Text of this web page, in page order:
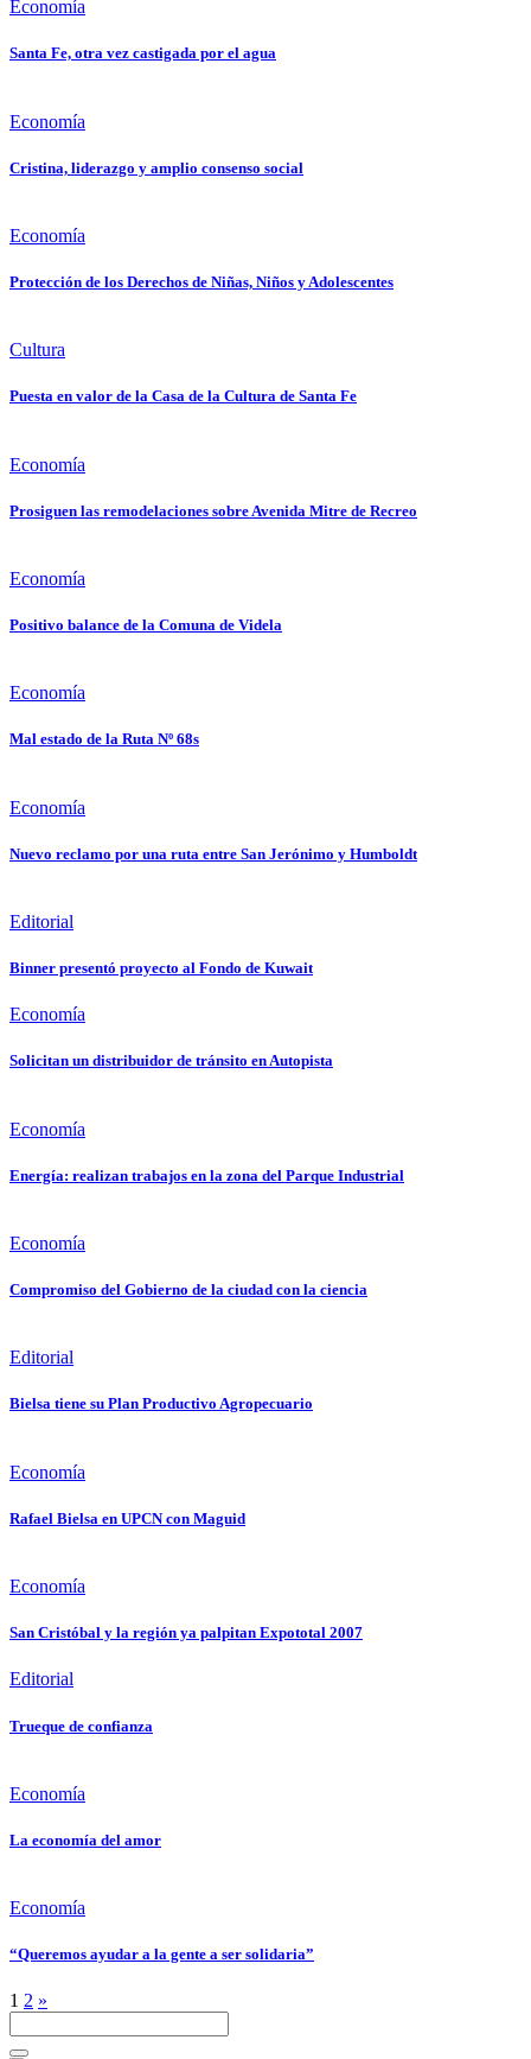
Economía
Santa Fe, otra vez castigada por el agua
Economía
Cristina, liderazgo y amplio consenso social
Economía
Protección de los Derechos de Niñas, Niños y Adolescentes
Cultura
Puesta en valor de la Casa de la Cultura de Santa Fe
Economía
Prosiguen las remodelaciones sobre Avenida Mitre de Recreo
Economía
Positivo balance de la Comuna de Videla
Economía
Mal estado de la Ruta Nº 68s
Economía
Nuevo reclamo por una ruta entre San Jerónimo y Humboldt
Editorial
Binner presentó proyecto al Fondo de Kuwait
Economía
Solicitan un distribuidor de tránsito en Autopista
Economía
Energía: realizan trabajos en la zona del Parque Industrial
Economía
Compromiso del Gobierno de la ciudad con la ciencia
Editorial
Bielsa tiene su Plan Productivo Agropecuario
Economía
Rafael Bielsa en UPCN con Maguid
Economía
San Cristóbal y la región ya palpitan Expototal 2007
Editorial
Trueque de confianza
Economía
La economía del amor
Economía
“Queremos ayudar a la gente a ser solidaria”
1 2 »